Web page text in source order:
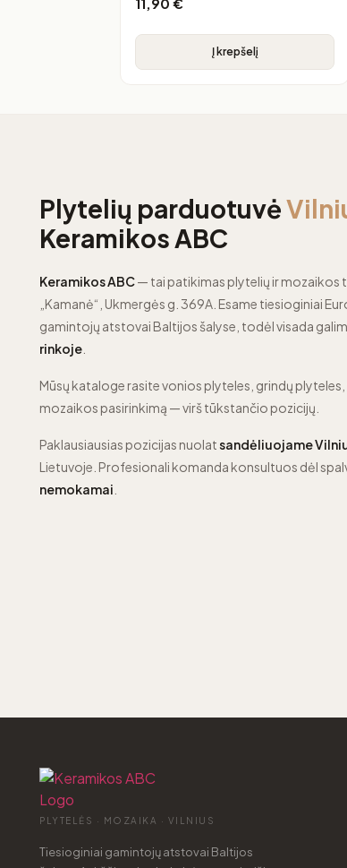
Į krepšelį
Plytelių parduotuvė
Keramikos ABC
Keramikos ABC— tai patikimas plytelių ir mozaikos
„Kamanė“, Ukmergės g. 369A. Esame tiesioginiai
gamintojų atstovai Baltijos šalyse, todėl visada
rinkoje
Mūsų kataloge rasite vonios plyteles, grindų
mozaikos pasirinkimą — virš tūkstančio pozicijų.
Paklausiausias pozicijas nuolatsandėliuojame
Lietuvoje. Profesionali komanda konsultuos dėl
nemokamai
PLYTELĖS · MOZAIKA · VILNIUS
Tiesioginiai gamintojų atstovai Baltijos